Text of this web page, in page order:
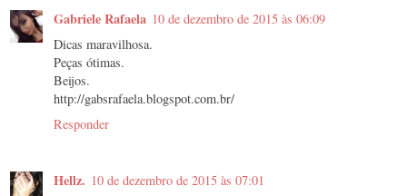
Gabriele Rafaela 10 de dezembro de 2015 às 06:09
Dicas maravilhosa.
Peças ótimas.
Beijos.
http://gabsrafaela.blogspot.com.br/
Responder
Hellz. 10 de dezembro de 2015 às 07:01